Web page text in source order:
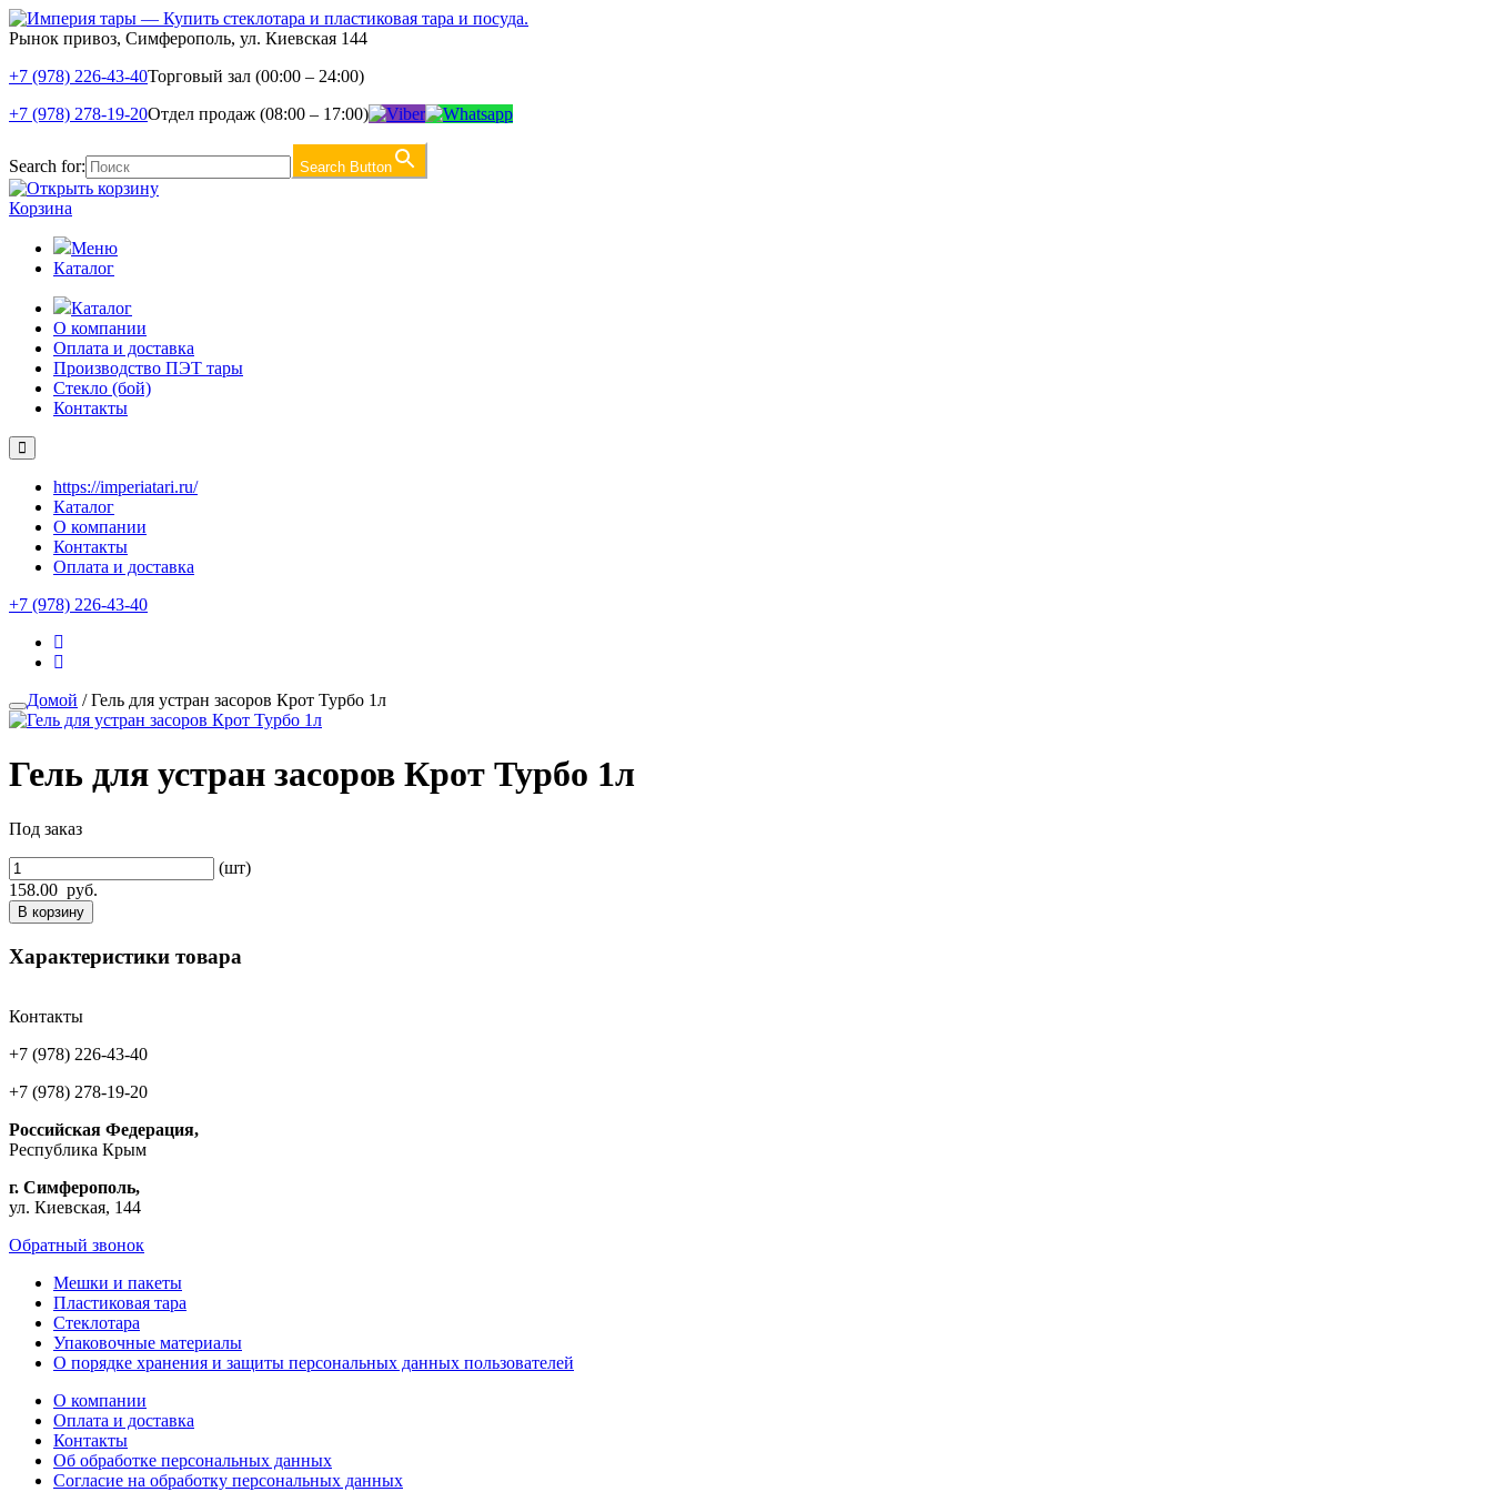
Рынок привоз, Симферополь, ул. Киевская 144
+7 (978) 226-43-40Торговый зал (00:00 – 24:00)
+7 (978) 278-19-20Отдел продаж (08:00 – 17:00)
Search for: Search Button
Корзина
Меню
Каталог
Каталог
О компании
Оплата и доставка
Производство ПЭТ тары
Стекло (бой)
Контакты
https://imperiatari.ru/
Каталог
О компании
Контакты
Оплата и доставка
+7 (978) 226-43-40
Домой / Гель для устран засоров Крот Турбо 1л
Гель для устран засоров Крот Турбо 1л
Под заказ
(шт)
158.00 руб.
В корзину
Характеристики товара
Контакты
+7 (978) 226-43-40
+7 (978) 278-19-20
Российская Федерация,
Республика Крым
г. Симферополь,
ул. Киевская, 144
Обратный звонок
Мешки и пакеты
Пластиковая тара
Стеклотара
Упаковочные материалы
О порядке хранения и защиты персональных данных пользователей
О компании
Оплата и доставка
Контакты
Об обработке персональных данных
Согласие на обработку персональных данных